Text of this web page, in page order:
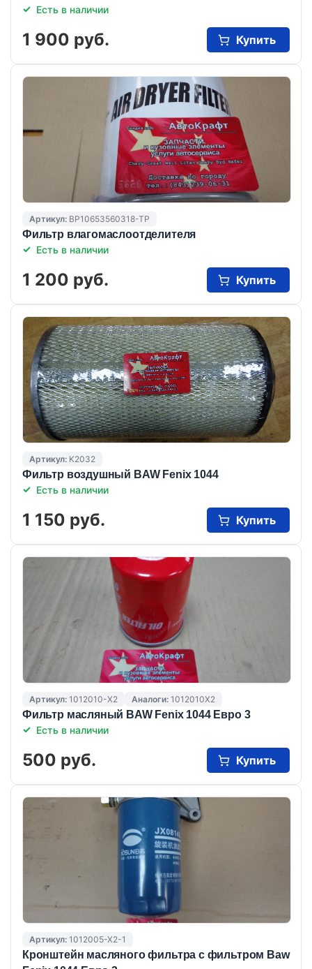
Есть в наличии
1 900 руб. Купить
Артикул: BP10653560318-TP
Фильтр влагомаслоотделителя
Есть в наличии
1 200 руб. Купить
Артикул: K2032
Фильтр воздушный BAW Fenix 1044
Есть в наличии
1 150 руб. Купить
Артикул: 1012010-X2 Аналоги: 1012010X2
Фильтр масляный BAW Fenix 1044 Евро 3
Есть в наличии
500 руб. Купить
Артикул: 1012005-Х2-1
Кронштейн масляного фильтра с фильтром Baw